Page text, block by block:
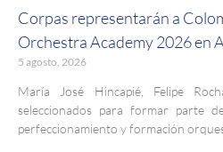
Corpas representarán a
Orchestra Academy 2026 en
5 agosto, 2026
María José Hincapié, Felipe
seleccionados para formar parte
perfeccionamiento y formación